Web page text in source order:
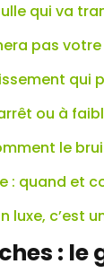
qui va
pas
ou à
le
: quand et
luxe, c’est
: